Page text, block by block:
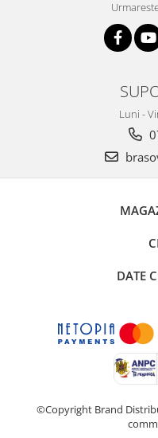
Luni -
DATE
©Copyright Brand